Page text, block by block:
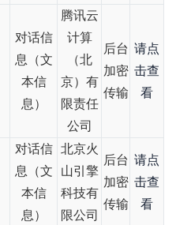
对话信
息（文
本信
息）
腾讯云
计算
（北
京）有
限责任
公司
后台
加密
传输
请点
击查
看
对话信
息（文
本信
息）
北京火
山引擎
科技有
限公司
后台
加密
传输
请点
击查
看